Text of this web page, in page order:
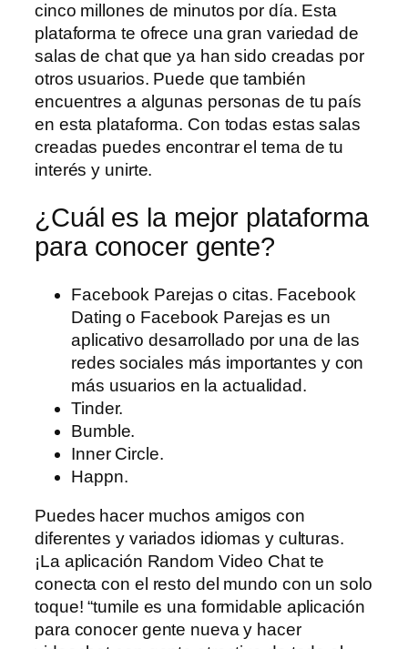
cinco millones de minutos por día. Esta
plataforma te ofrece una gran variedad de
salas de chat que ya han sido creadas por
otros usuarios. Puede que también
encuentres a algunas personas de tu país
en esta plataforma. Con todas estas salas
creadas puedes encontrar el tema de tu
interés y unirte.
¿Cuál es la mejor plataforma
para conocer gente?
Facebook Parejas o citas. Facebook
Dating o Facebook Parejas es un
aplicativo desarrollado por una de las
redes sociales más importantes y con
más usuarios en la actualidad.
Tinder.
Bumble.
Inner Circle.
Happn.
Puedes hacer muchos amigos con
diferentes y variados idiomas y culturas.
¡La aplicación Random Video Chat te
conecta con el resto del mundo con un solo
toque! “tumile es una formidable aplicación
para conocer gente nueva y hacer